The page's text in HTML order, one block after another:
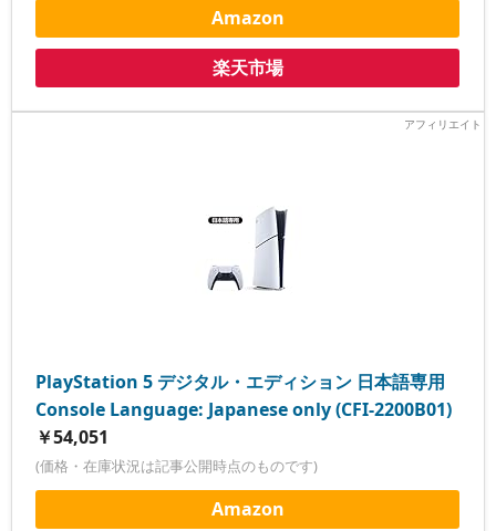
Amazon
楽天市場
PlayStation 5 デジタル・エディション 日本語専用
Console Language: Japanese only (CFI-2200B01)
￥54,051
(価格・在庫状況は記事公開時点のものです)
Amazon